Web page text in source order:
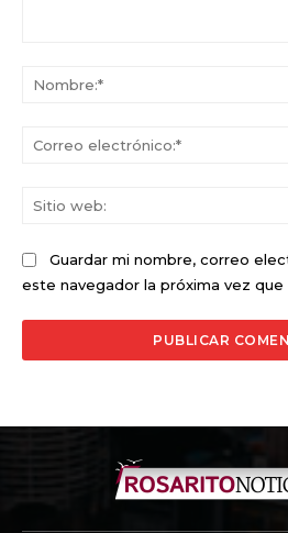
Guardar mi nombre, correo
este navegador la próxima vez